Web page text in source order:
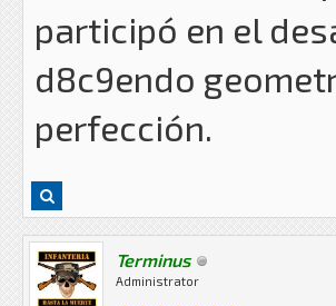
participó en el
d8c9endo
perfección.
Terminus
Administrator